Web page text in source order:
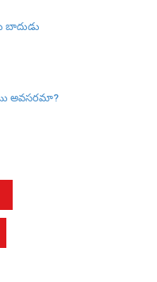
బాదుడు
అవసరమా?